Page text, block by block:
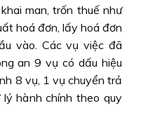
man, trốn thuế như
hoá đơn, lấy hoá đơn
vào. Các vụ việc đã
an 9 vụ có dấu hiệu
8 vụ, 1 vụ chuyển trả
hành chính theo quy